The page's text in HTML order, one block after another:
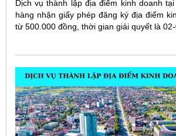
Dịch vụ thành lập địa điểm kinh doanh
hàng nhận giấy phép đăng ký địa điểm
từ 500.000 đồng, thời gian giải quyết là